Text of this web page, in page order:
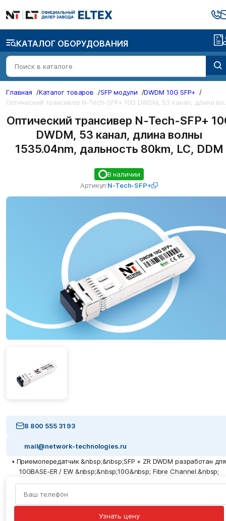
КАТАЛОГ ОБОРУДОВАНИЯ
Главная /Каталог товаров /SFP модули /DWDM 10G SFP+ /
ический
Оптический трансивер N-Tech-SFP+
DWDM, 53 канал, длина волны
1535.04nm, дальность 80km, LC, DDM
В наличии
Артикул:N-Tech-SFP+
8 800 555 31 93
mail@network-technologies.ru
• Приемопередатчик &nbsp;&nbsp;SFP + ZR DWDM разработан для
10GBASE-ER / EW &nbsp;&nbsp;10G&nbsp; Fibre Channel.&nbsp;
Узнать цену